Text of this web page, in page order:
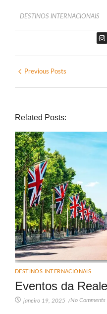
DESTINOS INTERNACIONAIS
Previous Posts
Related Posts:
DESTINOS INTERNACIONAIS
Eventos da
janeiro 19, 2025 /No Comments